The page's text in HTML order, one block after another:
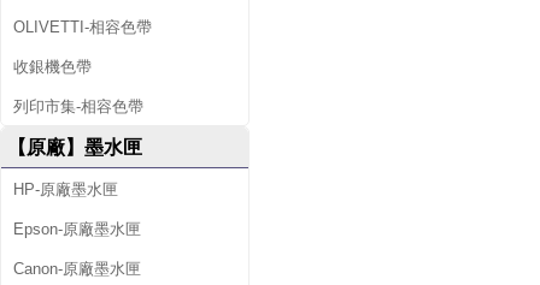
OLIVETTI-相容色帶
收銀機色帶
列印市集-相容色帶
【原廠】墨水匣
HP-原廠墨水匣
Epson-原廠墨水匣
Canon-原廠墨水匣